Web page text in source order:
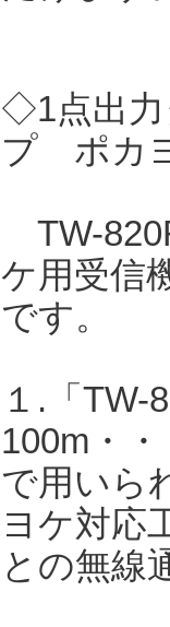
◇1点出力
プ ポカ
TW-
ケ用受信
です。
１.「TW-
100m・
で用いら
ヨケ対応
との無線